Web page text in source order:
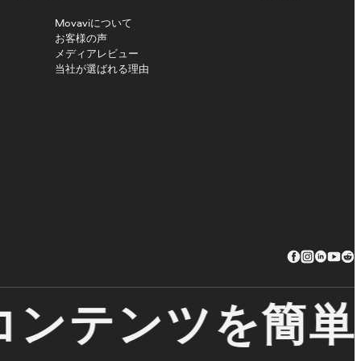
Movaviについて
お客様の声
メディアレビュー
当社が選ばれる理由
ンツを簡単に